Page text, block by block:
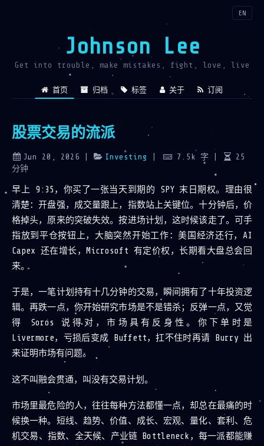
Johnson Lee
Get into trouble, make mistakes, fight, love, live
首页 归档 标签 关于 订阅
EN
股票交易的流派
Jun 20, 2026 | Investing 7.5k 字
25
分钟
早上 9:35，你买了一张当天到期的 SPY 末日期权。理由很
清楚：开盘强，成交量跟上，指数站上关键位。十分钟后，价
格掉头，原来的突破失效。按进场计划，这时候该走了。可手
指放到平仓按钮上，大脑突然开始工作：美国经济还行，AI
Capex 还在增长，Microsoft 有定价权，长期看大盘总会回
来。
于是，一笔计划持有十几分钟的交易，瞬间拥有了十年投资逻
辑。再跌一点，你开始研究市场是不是错杀；反弹一点，又觉
得 Soros 说得对，市场具有反身性。你下单时是
Livermore，亏损后变成 Buffett，扛不住时再请 Burry 出
来证明市场有问题。
这不叫融会贯通，叫没有交易计划。
市场里最危险的人，往往每种方法都懂一点，却总在最痛的时
候换一种。短线、趋势、价值、成长、宏观、量化、套利、危
机交易、指数、全天候、产业链 Bottleneck，每一派都能赚